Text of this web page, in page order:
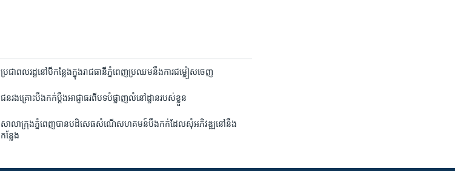
ប្រជាពលរដ្ឋ​នៅ​បី​កន្លែង​ក្នុង​រាជធានី​ភ្នំពេញ​ប្រឈម​នឹង​ការ​ជម្លៀស​ចេញ
ជនរងគ្រោះ​បឹងកក់​ប្តឹង​អាជ្ញាធរ​ពី​បទ​បំផ្លាញ​លំនៅដ្ឋាន​របស់​ខ្លួន​
សាលាក្រុង​ភ្នំពេញ​បាន​បដិសេធ​សំណើ​សហគមន៍​បឹងកក់​ដែល​សុំ​អភិវឌ្ឍ​នៅ​នឹង​
កន្លែង